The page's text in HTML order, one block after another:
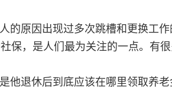
的原因出现过多次跳槽和更换工
保，是人们最为关注的一点。有很
他退休后到底应该在哪里领取养老